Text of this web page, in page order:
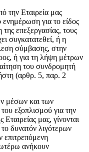
την Εταιρεία μας
ενημέρωση για το είδος
επεξεργασίας, τους
συγκατατεθεί, ή η
σύμβασης, στην
ή για τη λήψη μέτρων
του συνδρομητή
(αρθρ. 5, παρ. 2
μέσων και των
εξοπλισμού για την
μας, γίνονται
δυνατόν λιγότερων
ανήκουν